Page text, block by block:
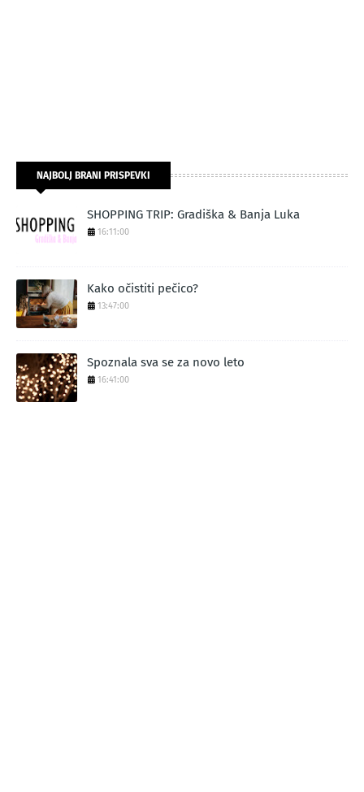
NAJBOLJ BRANI PRISPEVKI
SHOPPING TRIP: Gradiška & Banja Luka
16:11:00
Kako očistiti pečico?
13:47:00
Spoznala sva se za novo leto
16:41:00